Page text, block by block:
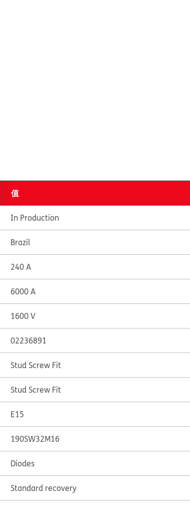
值
In Production
Brazil
240 A
6000 A
1600 V
02236891
Stud Screw Fit
Stud Screw Fit
E15
190SW32M16
Diodes
Standard recovery